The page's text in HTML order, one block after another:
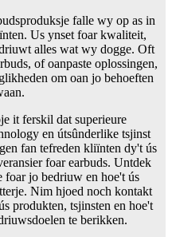
falle wy op as in
Us ynset foar kwaliteit,
alles wat wy dogge. Oft
of oanpaste oplossingen,
om oan jo behoeften
it ferskil dat superieure
en útsûnderlike tsjinst
fan tefreden kliïnten dy't ús
foar earbuds. Untdek
foar jo bedriuw en hoe't ús
Nim hjoed noch kontakt
produkten, tsjinsten en hoe't
te berikken.